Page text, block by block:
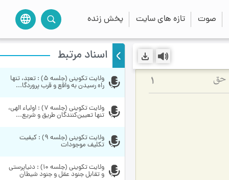
صوت تازه های سایت پخش زنده language
حق 1
اسناد مرتبط
راه رسیدن به واقع و قرب پروردگا...
تنها تعیین‌کنندگان طریق و شریع...
تکلیف موجودات
و تقابل جنود عقل و جنود شیطان